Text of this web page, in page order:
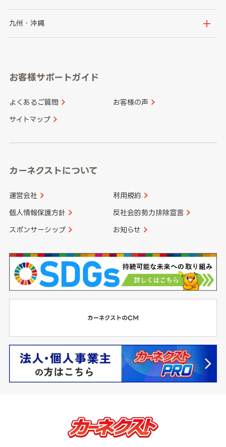
神奈川県
山梨県
愛知県
京都府
和歌山県
鳥取県
山口県
香川県 愛媛県
九州・沖縄
長崎県
大分県 宮崎県
お客様サポートガイド
よくあるご質問 お客様の声
サイトマップ
カーネクストについて
運営会社 利用規約
個人情報保護方針 反社会的勢力排除宣言
スポンサーシップ お知らせ